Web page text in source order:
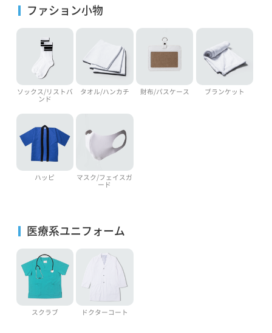
ファション小物
ソックス/リストバ
ンド
タオル/ハンカチ 財布/パスケース ブランケット
ハッピ
マスク/フェイスガ
ード
医療系ユニフォーム
スクラブ ドクターコート